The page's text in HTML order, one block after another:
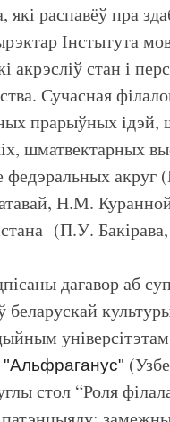
распавёў пра
Інстытута
акрэсліў стан і
Сучасная
прарыўных ідэй,
шматвектарных
федэральных
Н.М.
(П.У.
дагавор аб
"Альфраганус"
стол “Роля